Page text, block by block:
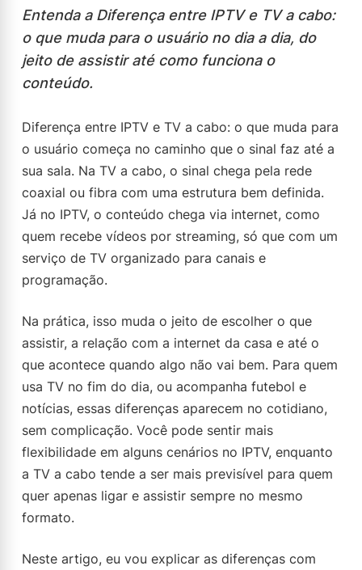
Entenda a Diferença entre IPTV e TV a cabo:
o que muda para o usuário no dia a dia, do
jeito de assistir até como funciona o
conteúdo.
Diferença entre IPTV e TV a cabo: o que muda para
o usuário começa no caminho que o sinal faz até a
sua sala. Na TV a cabo, o sinal chega pela rede
coaxial ou fibra com uma estrutura bem definida.
Já no IPTV, o conteúdo chega via internet, como
quem recebe vídeos por streaming, só que com um
serviço de TV organizado para canais e
programação.
Na prática, isso muda o jeito de escolher o que
assistir, a relação com a internet da casa e até o
que acontece quando algo não vai bem. Para quem
usa TV no fim do dia, ou acompanha futebol e
notícias, essas diferenças aparecem no cotidiano,
sem complicação. Você pode sentir mais
flexibilidade em alguns cenários no IPTV, enquanto
a TV a cabo tende a ser mais previsível para quem
quer apenas ligar e assistir sempre no mesmo
formato.
Neste artigo, eu vou explicar as diferenças com